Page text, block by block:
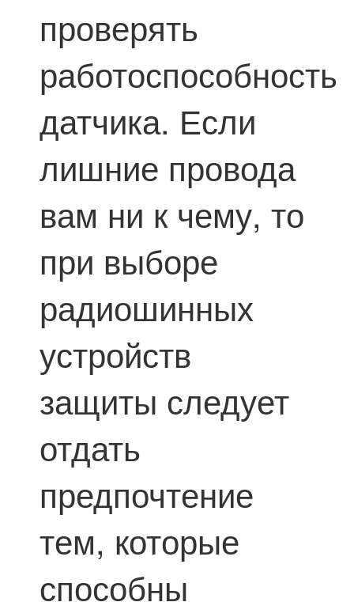
проверять
работоспособность
датчика. Если
лишние провода
вам ни к чему, то
при выборе
радиошинных
устройств
защиты следует
отдать
предпочтение
тем, которые
способны